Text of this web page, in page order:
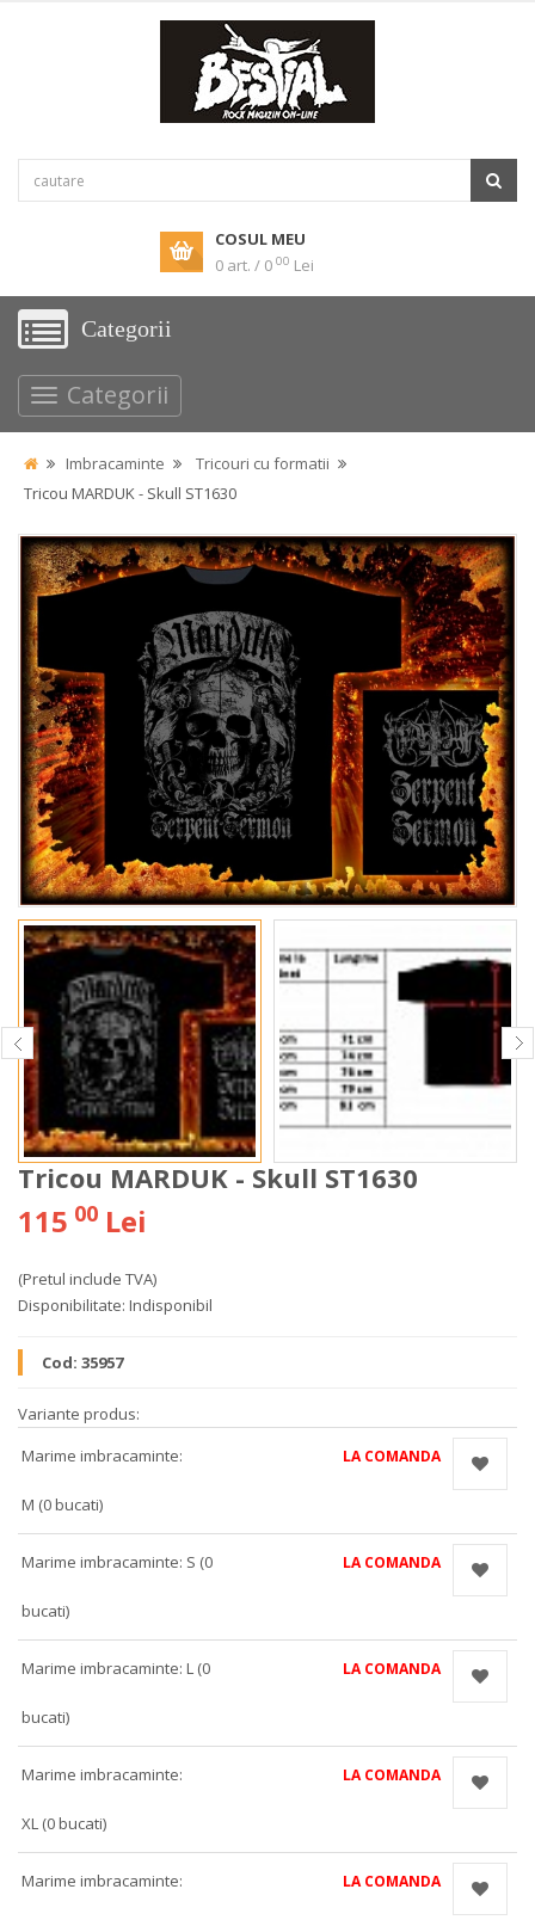
COSUL MEU
0 art. / 0 00 Lei
Categorii
Categorii
Imbracaminte
Tricouri cu formatii
Tricou MARDUK - Skull ST1630
Tricou MARDUK - Skull ST1630
115 00 Lei
(Pretul include TVA)
Disponibilitate: Indisponibil
Cod: 35957
Variante produs:
Marime imbracaminte:
M (0 bucati)
LA COMANDA
Marime imbracaminte: S (0
bucati)
LA COMANDA
Marime imbracaminte: L (0
bucati)
LA COMANDA
Marime imbracaminte:
XL (0 bucati)
LA COMANDA
Marime imbracaminte: LA COMANDA